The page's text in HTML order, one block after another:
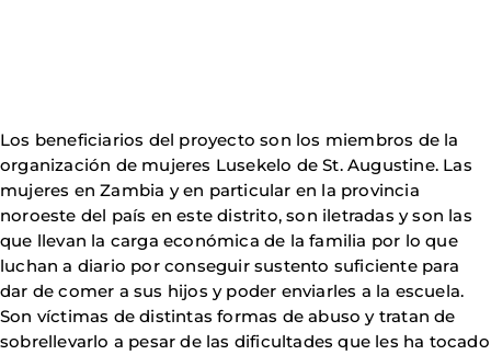
Los beneficiarios del proyecto son los miembros de la
organización de mujeres Lusekelo de St. Augustine. Las
mujeres en Zambia y en particular en la provincia
noroeste del país en este distrito, son iletradas y son las
que llevan la carga económica de la familia por lo que
luchan a diario por conseguir sustento suficiente para
dar de comer a sus hijos y poder enviarles a la escuela.
Son víctimas de distintas formas de abuso y tratan de
sobrellevarlo a pesar de las dificultades que les ha tocado